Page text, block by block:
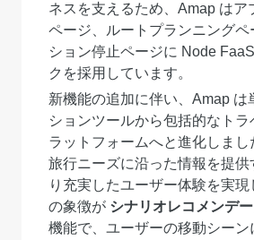
ネスを支えるため、Amap はア
ページ、ルートプランニングペ
ション停止ページに Node
クを採用しています。
新機能の追加に伴い、Amap は
ションツールから包括的なト
ラットフォームへと進化しま
旅行ニーズに沿った情報を提供
り充実したユーザー体験を実
の象徴が シナリオレコメンデ
機能で、ユーザーの移動シーン